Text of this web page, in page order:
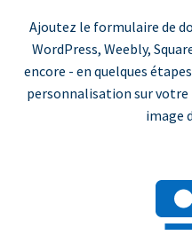
Ajoutez le formulaire de
WordPress, Weebly,
encore - en quelques
personnalisation sur
image